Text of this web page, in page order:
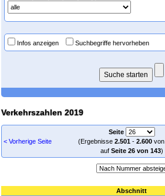
Infos anzeigen Suchbegriffe hervorheben
Verkehrszahlen 2019
< Vorherige Seite
Seite
(Ergebnisse 2.501- 2.600von
auf Seite 26 von 143)
Abschnitt